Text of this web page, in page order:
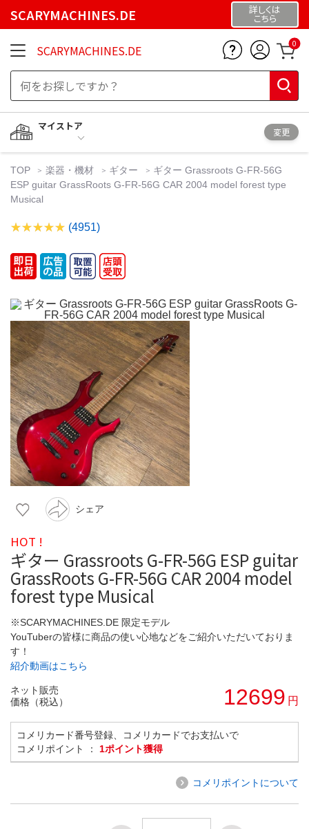
SCARYMACHINES.DE 詳しくは
こちら
SCARYMACHINES.DE 0
マイストア
変更
TOP 楽器・機材 ギター
ギター Grassroots G-FR-56G
ESP guitar GrassRoots G-FR-56G CAR 2004 model forest type
Musical
(4951)
シェア
HOT !
ギター Grassroots G-FR-56G ESP guitar
GrassRoots G-FR-56G CAR 2004 model
forest type Musical
※SCARYMACHINES.DE 限定モデル
YouTuberの皆様に商品の使い心地などをご紹介いただいておりま
す！
紹介動画はこちら
ネット販売
価格（税込）
12699 円
コメリカード番号登録、コメリカードでお支払いで
コメリポイント ： 1ポイント獲得
コメリポイントについて